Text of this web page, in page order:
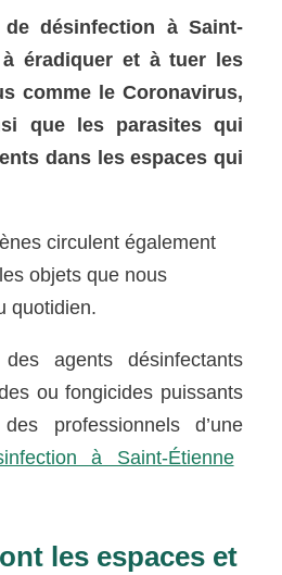
désinfection à Saint-
éradiquer et à tuer les
comme le Coronavirus,
que les parasites qui
dans les espaces qui
circulent également
objets que nous
quotidien.
agents désinfectants
ou fongicides puissants
professionnels d’une
à Saint-Étienne
les espaces et